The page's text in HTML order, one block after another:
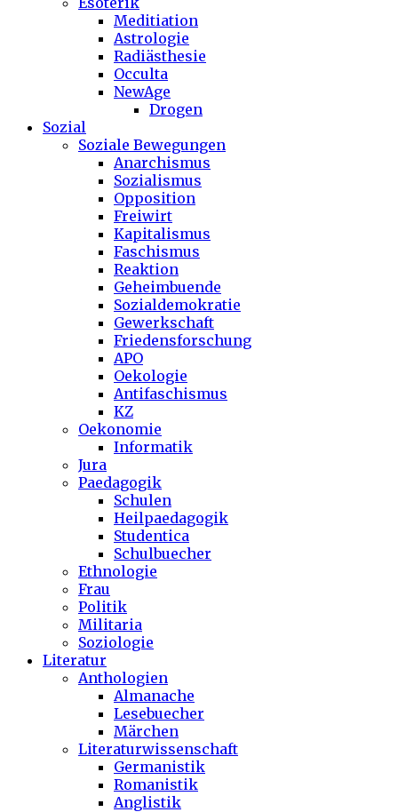
Meditiation
Astrologie
Radiästhesie
Occulta
NewAge
Drogen
Sozial
Soziale Bewegungen
Anarchismus
Sozialismus
Opposition
Freiwirt
Kapitalismus
Faschismus
Reaktion
Geheimbuende
Sozialdemokratie
Gewerkschaft
Friedensforschung
APO
Oekologie
Antifaschismus
KZ
Oekonomie
Informatik
Jura
Paedagogik
Schulen
Heilpaedagogik
Studentica
Schulbuecher
Ethnologie
Frau
Politik
Militaria
Soziologie
Literatur
Anthologien
Almanache
Lesebuecher
Märchen
Literaturwissenschaft
Germanistik
Romanistik
Anglistik